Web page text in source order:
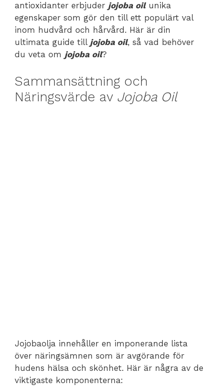
antioxidanter erbjuder jojoba oilunika
egenskaper som gör den till ett populärt val
inom hudvård och hårvård. Här är din
ultimata guide till jojoba oil, så vad behöver
du veta om jojoba oil?
Sammansättning och
Näringsvärde av Jojoba Oil
Jojobaolja innehåller en imponerande lista
över näringsämnen som är avgörande för
hudens hälsa och skönhet. Här är några av de
viktigaste komponenterna: